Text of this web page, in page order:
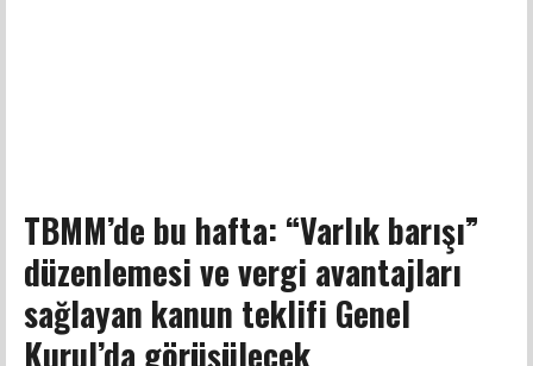
TBMM’de bu hafta: “Varlık barışı”
düzenlemesi ve vergi avantajları
sağlayan kanun teklifi Genel
Kurul’da görüşülecek